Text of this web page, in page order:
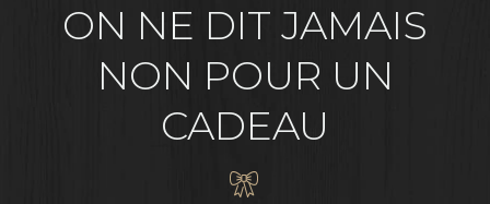
ON NE DIT JAMAIS
NON POUR UN
CADEAU